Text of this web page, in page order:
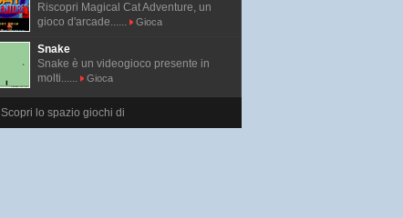
Riscopri Magical Cat Adventure, un
gioco d'arcade......
Gioca
Snake
Snake è un videogioco presente in
molti......
Gioca
Scopri lo spazio giochi di